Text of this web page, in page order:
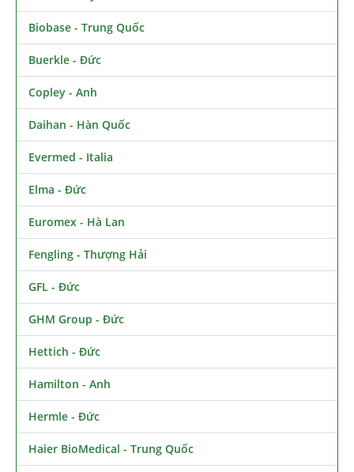
Biobase - Trung Quốc
Buerkle - Đức
Copley - Anh
Daihan - Hàn Quốc
Evermed - Italia
Elma - Đức
Euromex - Hà Lan
Fengling - Thượng Hải
GFL - Đức
GHM Group - Đức
Hettich - Đức
Hamilton - Anh
Hermle - Đức
Haier BioMedical - Trung Quốc